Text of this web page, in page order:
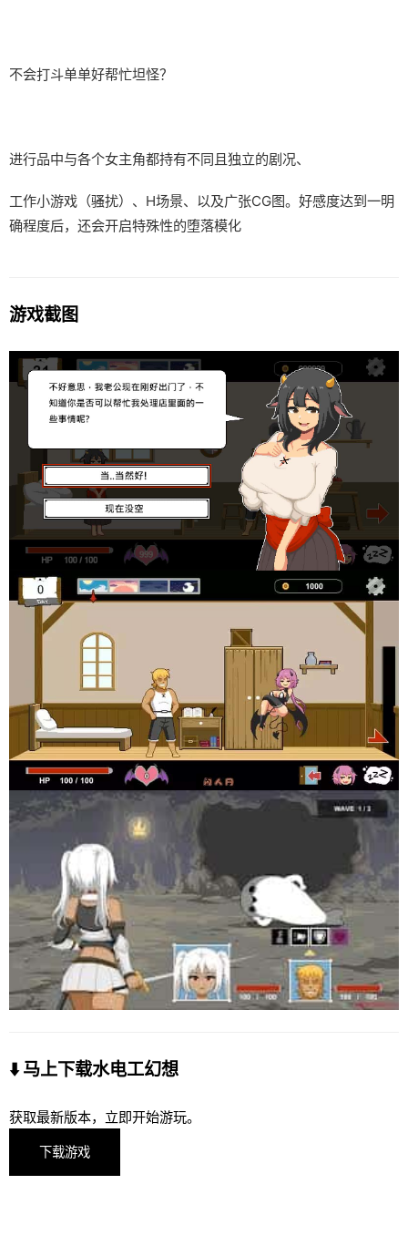
不会打斗单单好帮忙坦怪？
进行品中与各个女主角都持有不同且独立的剧况、
工作小游戏（骚扰）、H场景、以及广张CG图。好感度达到一明
确程度后，还会开启特殊性的堕落模化
游戏截图
⬇️ 马上下载水电工幻想
获取最新版本，立即开始游玩。
下载游戏